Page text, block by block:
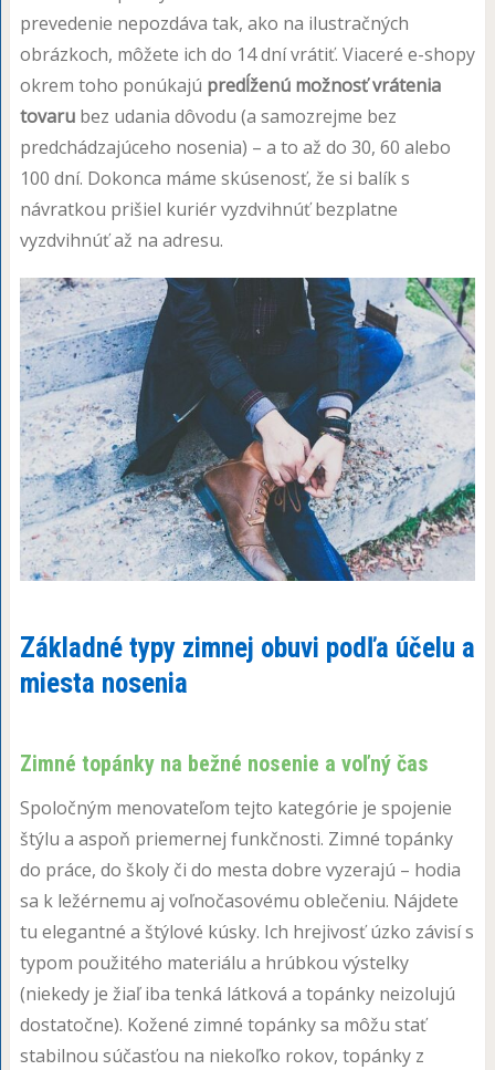
prevedenie nepozdáva tak, ako na ilustračných
obrázkoch, môžete ich do 14 dní vrátiť. Viaceré e-shopy
okrem toho ponúkajú predĺženú možnosť vrátenia
tovarubez udania dôvodu (a samozrejme bez
predchádzajúceho nosenia) – a to až do 30, 60 alebo
100 dní. Dokonca máme skúsenosť, že si balík s
návratkou prišiel kuriér vyzdvihnúť bezplatne
vyzdvihnúť až na adresu.
Základné typy zimnej obuvi podľa účelu a
miesta nosenia
Zimné topánky na bežné nosenie a voľný čas
Spoločným menovateľom tejto kategórie je spojenie
štýlu a aspoň priemernej funkčnosti. Zimné topánky
do práce, do školy či do mesta dobre vyzerajú – hodia
sa k ležérnemu aj voľnočasovému oblečeniu. Nájdete
tu elegantné a štýlové kúsky. Ich hrejivosť úzko závisí s
typom použitého materiálu a hrúbkou výstelky
(niekedy je žiaľ iba tenká látková a topánky neizolujú
dostatočne). Kožené zimné topánky sa môžu stať
stabilnou súčasťou na niekoľko rokov, topánky z